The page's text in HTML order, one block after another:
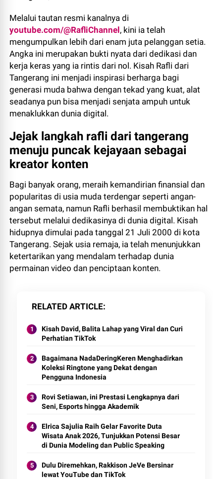
Melalui tautan resmi kanalnya di
youtube.com/@RafliChannel, kini ia telah
mengumpulkan lebih dari enam juta pelanggan setia.
Angka ini merupakan bukti nyata dari dedikasi dan
kerja keras yang ia rintis dari nol. Kisah Rafli dari
Tangerang ini menjadi inspirasi berharga bagi
generasi muda bahwa dengan tekad yang kuat, alat
seadanya pun bisa menjadi senjata ampuh untuk
menaklukkan dunia digital.
Jejak langkah rafli dari tangerang
menuju puncak kejayaan sebagai
kreator konten
​Bagi banyak orang, meraih kemandirian finansial dan
popularitas di usia muda terdengar seperti angan-
angan semata, namun Rafli berhasil membuktikan hal
tersebut melalui dedikasinya di dunia digital. Kisah
hidupnya dimulai pada tanggal 21 Juli 2000 di kota
Tangerang. Sejak usia remaja, ia telah menunjukkan
ketertarikan yang mendalam terhadap dunia
permainan video dan penciptaan konten.
RELATED ARTICLE
Kisah David, Balita Lahap yang Viral dan Curi
Perhatian TikTok
Bagaimana NadaDeringKeren Menghadirkan
Koleksi Ringtone yang Dekat dengan
Pengguna Indonesia
Rovi Setiawan, ini Prestasi Lengkapnya dari
Seni, Esports hingga Akademik
Elrica Sajulia Raih Gelar Favorite Duta
Wisata Anak 2026, Tunjukkan Potensi Besar
di Dunia Modeling dan Public Speaking
Dulu Diremehkan, Rakkison JeVe Bersinar
lewat YouTube dan TikTok